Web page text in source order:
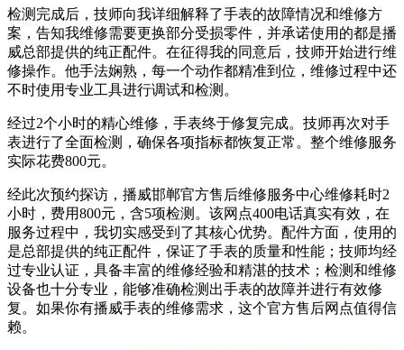
检测完成后，技师向我详细解释了手表的故障情况和维修方
案，告知我维修需要更换部分受损零件，并承诺使用的都是播
威总部提供的纯正配件。在征得我的同意后，技师开始进行维
修操作。他手法娴熟，每一个动作都精准到位，维修过程中还
不时使用专业工具进行调试和检测。
经过2个小时的精心维修，手表终于修复完成。技师再次对手
表进行了全面检测，确保各项指标都恢复正常。整个维修服务
实际花费800元。
经此次预约探访，播威邯郸官方售后维修服务中心维修耗时2
小时，费用800元，含5项检测。该网点400电话真实有效，在
服务过程中，我切实感受到了其核心优势。配件方面，使用的
是总部提供的纯正配件，保证了手表的质量和性能；技师均经
过专业认证，具备丰富的维修经验和精湛的技术；检测和维修
设备也十分专业，能够准确检测出手表的故障并进行有效修
复。如果你有播威手表的维修需求，这个官方售后网点值得信
赖。